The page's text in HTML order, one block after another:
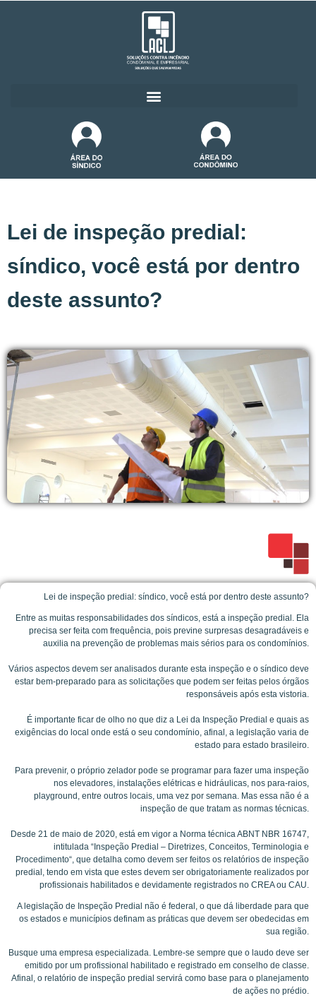
Lei de inspeção predial:
síndico, você está por dentro
deste assunto?
Lei de inspeção predial: síndico, você está por dentro deste assunto?
Entre as muitas responsabilidades dos síndicos, está a inspeção predial. Ela
precisa ser feita com frequência, pois previne surpresas desagradáveis e
auxilia na prevenção de problemas mais sérios para os condomínios.
Vários aspectos devem ser analisados durante esta inspeção e o síndico deve
estar bem-preparado para as solicitações que podem ser feitas pelos órgãos
responsáveis após esta vistoria.
É importante ficar de olho no que diz a Lei da Inspeção Predial e quais as
exigências do local onde está o seu condomínio, afinal, a legislação varia de
estado para estado brasileiro.
Para prevenir, o próprio zelador pode se programar para fazer uma inspeção
nos elevadores, instalações elétricas e hidráulicas, nos para-raios,
playground, entre outros locais, uma vez por semana. Mas essa não é a
inspeção de que tratam as normas técnicas.
Desde 21 de maio de 2020, está em vigor a Norma técnica ABNT NBR 16747,
intitulada “Inspeção Predial – Diretrizes, Conceitos, Terminologia e
Procedimento“, que detalha como devem ser feitos os relatórios de inspeção
predial, tendo em vista que estes devem ser obrigatoriamente realizados por
profissionais habilitados e devidamente registrados no CREA ou CAU.
A legislação de Inspeção Predial não é federal, o que dá liberdade para que
os estados e municípios definam as práticas que devem ser obedecidas em
sua região.
Busque uma empresa especializada. Lembre-se sempre que o laudo deve ser
emitido por um profissional habilitado e registrado em conselho de classe.
Afinal, o relatório de inspeção predial servirá como base para o planejamento
de ações no prédio.